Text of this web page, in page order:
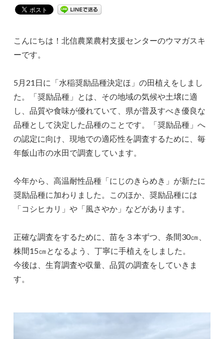
こんにちは！北信農業農村支援センターのウマガスキ
ーです。
5月21日に「水稲奨励品種決定ほ」の田植えをしまし
た。「奨励品種」とは、その地域の気候や土壌に適
し、品質や食味が優れていて、県が普及すべき優良な
品種として決定した品種のことです。「奨励品種」へ
の認定に向け、現地での適応性を調査するために、毎
年飯山市の水田で調査しています。
今年から、高温耐性品種「にじのきらめき」が新たに
奨励品種に加わりました。このほか、奨励品種には
「コシヒカリ」や「風さやか」などがあります。
正確な調査をするために、苗を３本ずつ、条間30㎝、
株間15㎝となるよう、丁寧に手植えをしました。
今後は、生育調査や収量、品質の調査をしていきま
す。